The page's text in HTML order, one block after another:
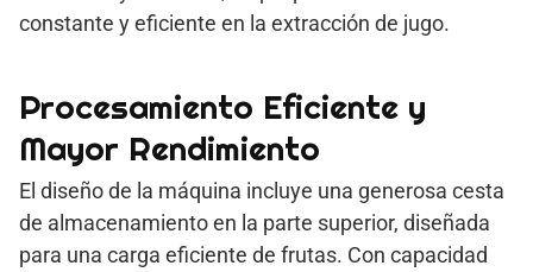
constante y eficiente en la extracción de jugo.
Procesamiento Eficiente y
Mayor Rendimiento
El diseño de la máquina incluye una generosa cesta
de almacenamiento en la parte superior, diseñada
para una carga eficiente de frutas. Con capacidad